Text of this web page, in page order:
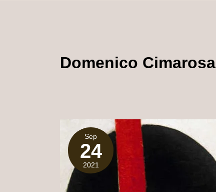
Domenico Cimarosa
Sep
24
2021